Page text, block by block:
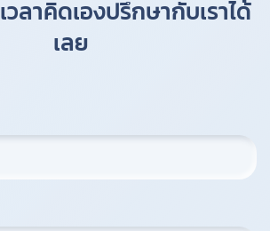
วลาคิดเองปรึกษากับเราได้
เลย